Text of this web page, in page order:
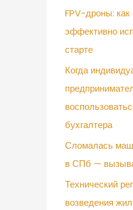
FPV-дроны: как
эффективно
старте
Когда
бухгалтера
Сломалась
в СПб —
Технический
возведения